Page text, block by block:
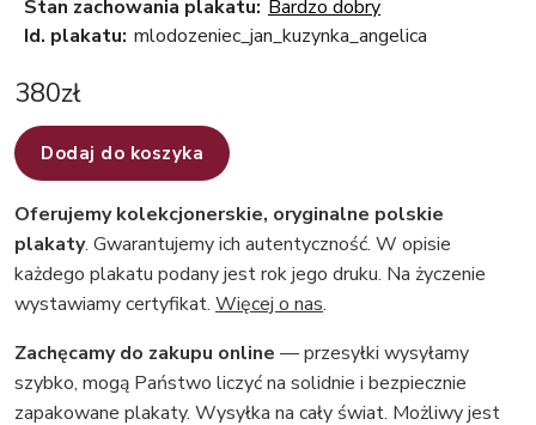
Stan zachowania plakatu: Bardzo dobry
Id. plakatu: mlodozeniec_jan_kuzynka_angelica
380zł
Dodaj do koszyka
Oferujemy kolekcjonerskie, oryginalne polskie
plakaty. Gwarantujemy ich autentyczność. W opisie
każdego plakatu podany jest rok jego druku. Na życzenie
wystawiamy certyfikat. Więcej o nas.
Zachęcamy do zakupu online — przesyłki wysyłamy
szybko, mogą Państwo liczyć na solidnie i bezpiecznie
zapakowane plakaty. Wysyłka na cały świat. Możliwy jest